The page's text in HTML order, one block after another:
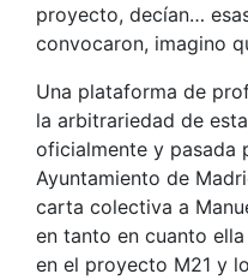
proyecto, decían…
convocaron, imagino
Una plataforma de
la arbitrariedad de
oficialmente y pasada
Ayuntamiento de
carta colectiva a
en tanto en cuanto
en el proyecto M21 y